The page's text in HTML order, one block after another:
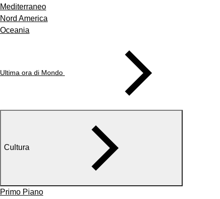
Mediterraneo
Nord America
Oceania
Ultima ora di Mondo
Cultura
Primo Piano